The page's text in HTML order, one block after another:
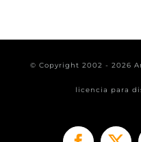
© Copyright 2002 - 2026
licencia para